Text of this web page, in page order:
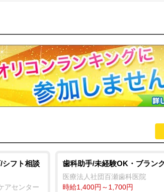
シフト相談
アセンター
歯科助手/未経験OK・ブラン
医療法人社団百瀬歯科医院
時給1,400円～1,700円